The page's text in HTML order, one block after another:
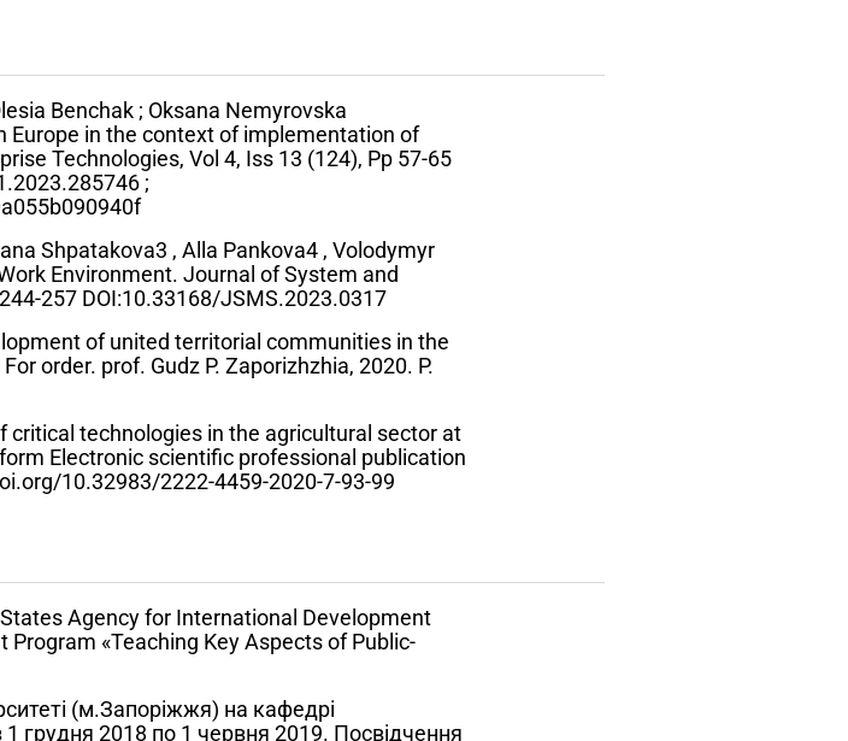
Benchak ; Oksana Nemyrovska
in the context of implementation of
Technologies, Vol 4, Iss 13 (124), Pp 57-65
;
Shpatakova3 , Alla Pankova4 , Volodymyr
Environment. Journal of System and
257 DOI:10.33168/JSMS.2023.0317
of united territorial communities in the
order. prof. Gudz P. Zaporizhzhia, 2020. P.
critical technologies in the agricultural sector at
Electronic scientific professional publication
10.32983/2222-4459-2020-7-93-99
Agency for International Development
«Teaching Key Aspects of Public-
(м.Запоріжжя) на кафедрі
грудня 2018 по 1 червня 2019. Посвідчення